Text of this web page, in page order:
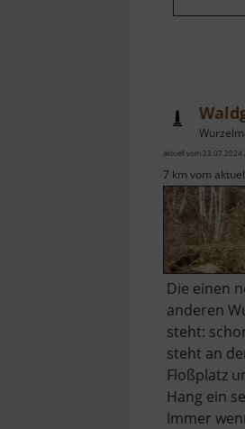
aktuell vom 23.07.2024
7 km vom
Die einen
anderen
steht:
steht an
Floßplatz
Hang ein
Immer